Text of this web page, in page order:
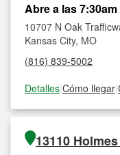
Abre a las 7:30am
10707 N Oak
Kansas City, MO
(816) 839-5002
Detalles|Cómo llegar|
13110